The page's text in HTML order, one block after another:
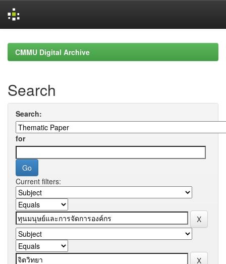
navigationCMMU Digital Archive
Search
Search:
for
Current filters: